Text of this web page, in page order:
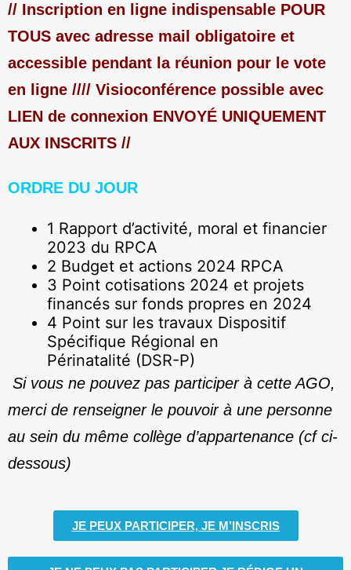
// Inscription en ligne indispensable POUR
TOUS avec adresse mail obligatoire et
accessible pendant la réunion pour le vote
en ligne //// Visioconférence possible avec
LIEN de connexion ENVOYÉ UNIQUEMENT
AUX INSCRITS //
ORDRE DU JOUR
1 Rapport d’activité, moral et financier
2023 du RPCA
2 Budget et actions 2024 RPCA
3 Point cotisations 2024 et projets
financés sur fonds propres en 2024
4 Point sur les travaux Dispositif
Spécifique Régional en
Périnatalité (DSR-P)
Si vous ne pouvez pas participer à cette AGO,
merci de renseigner le pouvoir à une personne
au sein du même collège d’appartenance (cf ci-
dessous)
JE PEUX PARTICIPER, JE M’INSCRIS